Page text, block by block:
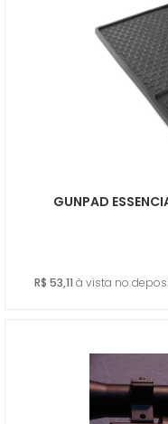
GUNPAD
R$ 53,11 à vista no